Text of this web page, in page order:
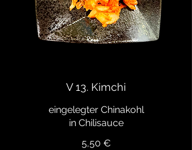
V 13. Kimchi
eingelegter Chinakohl
in Chilisauce
5,50 €